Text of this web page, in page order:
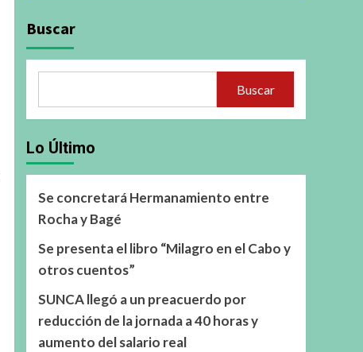
Buscar
Buscar
Lo Último
Se concretará Hermanamiento entre
Rocha y Bagé
Se presenta el libro “Milagro en el Cabo y
otros cuentos”
SUNCA llegó a un preacuerdo por
reducción de la jornada a 40 horas y
aumento del salario real